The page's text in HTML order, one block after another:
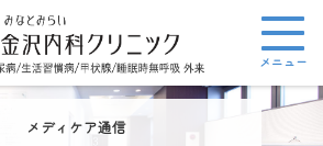
メニュー
メディケア通信